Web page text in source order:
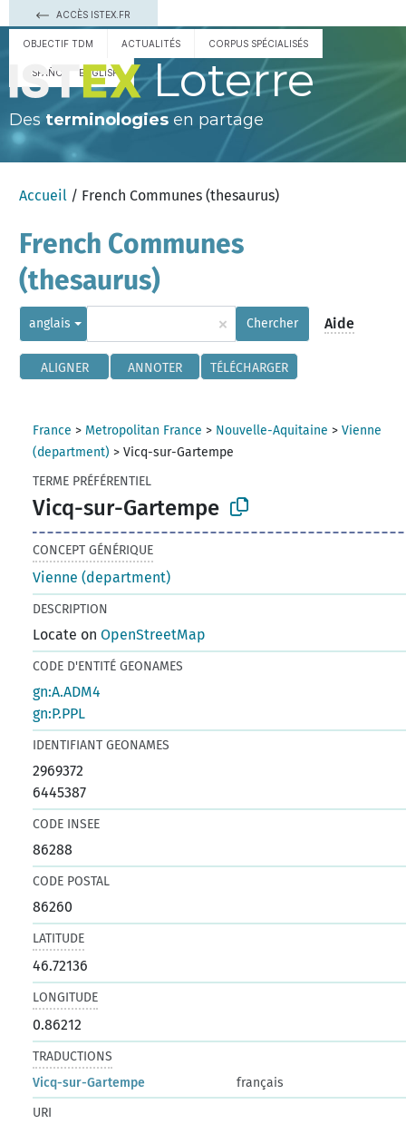
ACCÈS ISTEX.FR
OBJECTIF TDM ACTUALITÉS CORPUS SPÉCIALISÉS
ESPAÑOL ENGLISH Loterre
Des terminologies en partage
Accueil / French Communes (thesaurus)
French Communes
(thesaurus)
anglais × Chercher Aide
ALIGNER ANNOTER TÉLÉCHARGER
France > Metropolitan France > Nouvelle-Aquitaine >Vienne
(department) >Vicq-sur-Gartempe
TERME PRÉFÉRENTIEL
Vicq-sur-Gartempe
CONCEPT GÉNÉRIQUE
Vienne (department)
DESCRIPTION
Locate onOpenStreetMap
CODE D'ENTITÉ GEONAMES
gn:A.ADM4
gn:P.PPL
IDENTIFIANT GEONAMES
2969372
6445387
CODE INSEE
86288
CODE POSTAL
86260
LATITUDE
46.72136
LONGITUDE
0.86212
TRADUCTIONS
Vicq-sur-Gartempe
français
URI